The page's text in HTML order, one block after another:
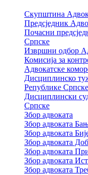
Скупштина
Предсједник
Почасни
Српске
Извршни одбор
Комисија за
Адвокатске
Дисциплинско
Републике Српске
Дисциплински
Српске
Збор адвоката
Збор адвоката
Збор адвоката
Збор адвоката
Збор адвоката
Збор адвоката
Збор адвоката